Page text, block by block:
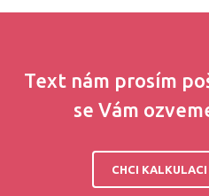
Text nám prosím
se Vám
CHCI